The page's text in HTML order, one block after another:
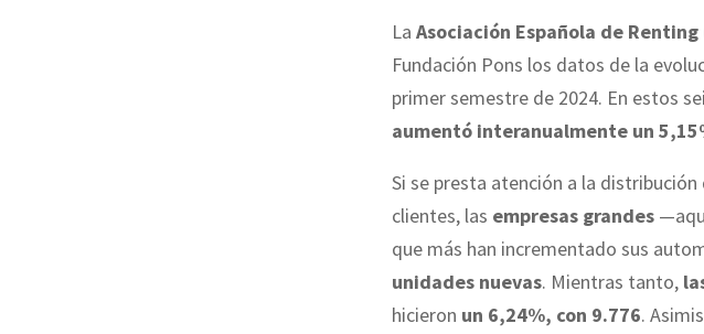
La Asociación Española de Renting
Fundación Pons los datos de la
primer semestre de 2024. En estos
aumentó interanualmente un
Si se presta atención a la
clientes, las empresas grandes
que más han incrementado sus
unidades nuevas. Mientras tanto,
hicieron un 6,24%, con 9.776.